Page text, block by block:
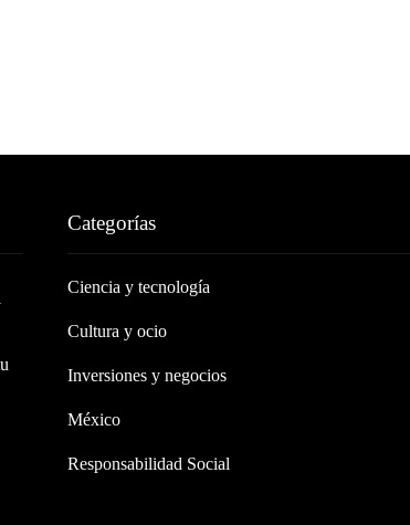
Categorías
Ciencia y tecnología
Cultura y ocio
Inversiones y negocios
México
Responsabilidad Social